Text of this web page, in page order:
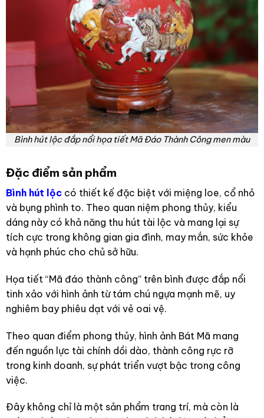
Bình hút lộc đắp nổi họa tiết Mã Đáo Thành Công men màu
Đặc điểm sản phẩm
Bình hút lộc có thiết kế đặc biệt với miệng loe, cổ nhỏ
và bụng phình to. Theo quan niệm phong thủy, kiểu
dáng này có khả năng thu hút tài lộc và mang lại sự
tích cực trong không gian gia đình, may mắn, sức khỏe
và hạnh phúc cho chủ sở hữu.
Họa tiết “Mã đáo thành công” trên bình được đắp nổi
tinh xảo với hình ảnh từ tám chú ngựa mạnh mẽ, uy
nghiêm bay phiêu dạt với vẻ oai vệ.
Theo quan điểm phong thủy, hình ảnh Bát Mã mang
đến nguồn lực tài chính dồi dào, thành công rực rỡ
trong kinh doanh, sự phát triển vượt bậc trong công
việc.
Đây không chỉ là một sản phẩm trang trí, mà còn là